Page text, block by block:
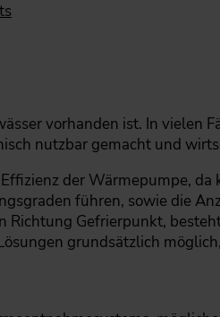
vorhanden ist. In vielen
nutzbar gemacht und
der Wärmepumpe,
führen, sowie die
Gefrierpunkt,
grundsätzlich